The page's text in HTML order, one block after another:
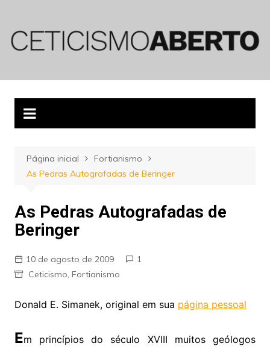
conteúdo
Página inicial
Fortianismo
As Pedras Autografadas de Beringer
As Pedras Autografadas de
Beringer
10 de agosto de 2009
1
Ceticismo Fortianismo
Donald E. Simanek, original em sua página pessoal
Em princípios do século XVIII muitos geólogos